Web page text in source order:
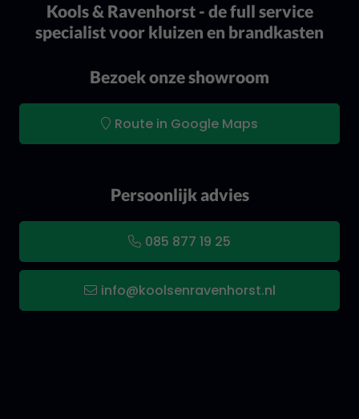
Kools & Ravenhorst - de full service
specialist voor kluizen en brandkasten
Bezoek onze showroom
Route in Google Maps
Persoonlijk advies
085 877 19 25
info@koolsenravenhorst.nl